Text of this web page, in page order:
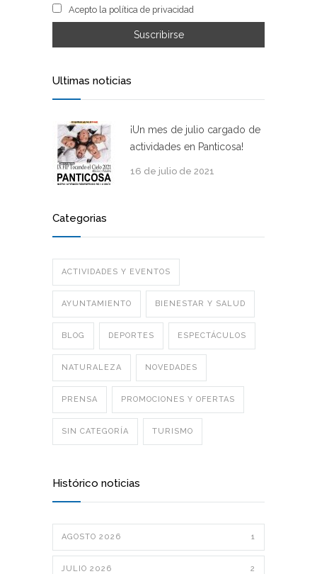
Acepto la política de privacidad
Ultimas noticias
¡Un mes de julio cargado de
actividades en Panticosa!
16 de julio de 2021
Categorias
ACTIVIDADES Y EVENTOS
AYUNTAMIENTO BIENESTAR Y SALUD
BLOG DEPORTES ESPECTÁCULOS
NATURALEZA NOVEDADES
PRENSA PROMOCIONES Y OFERTAS
SIN CATEGORÍA TURISMO
Histórico noticias
AGOSTO 2026 1
JULIO 2026 2